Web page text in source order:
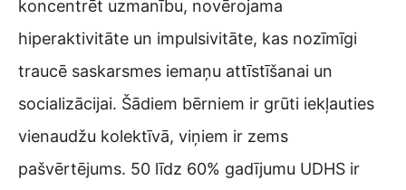
koncentrēt uzmanību, novērojama
hiperaktivitāte un impulsivitāte, kas nozīmīgi
traucē saskarsmes iemaņu attīstīšanai un
socializācijai. Šādiem bērniem ir grūti iekļauties
vienaudžu kolektīvā, viņiem ir zems
pašvērtējums. 50 līdz 60% gadījumu UDHS ir